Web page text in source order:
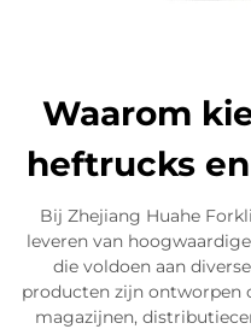
Waarom
heftrucks
Bij Zhejiang Huahe
leveren van
die voldoen aan
producten zijn ontworpen
magazijnen,